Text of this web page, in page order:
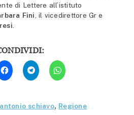
di Lettere all’istituto
Fini , il vicedirettore Gr e
Fai
clic
per
condividere
(Si
apre
Fai
clic
per
condividere
(Si
apre
Fai
clic
per
(Si
apre
antonio schiavo, Regione